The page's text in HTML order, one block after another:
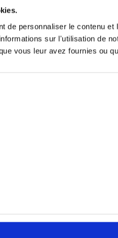
de personnaliser le contenu
sur l'utilisation de
vous leur avez fournies ou